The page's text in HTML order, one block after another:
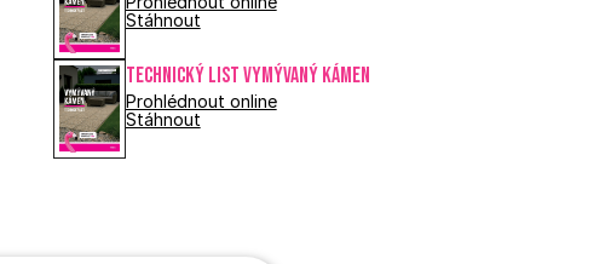
Stáhnout
Technický list VYMÝVANÝ KÁMEN
Prohlédnout online
Stáhnout